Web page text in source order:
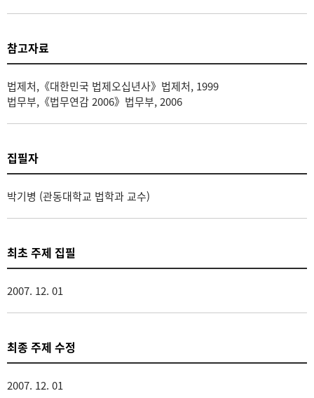
참고자료
법제처,《대한민국 법제오십년사》법제처, 1999
법무부,《법무연감 2006》법무부, 2006
집필자
박기병 (관동대학교 법학과 교수)
최초 주제 집필
2007. 12. 01
최종 주제 수정
2007. 12. 01